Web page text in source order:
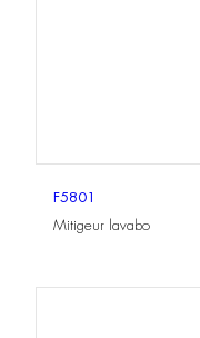
F5801
Mitigeur lavabo